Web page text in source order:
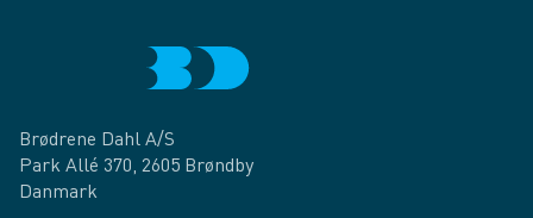
Brødrene Dahl A/S
Park Allé 370, 2605 Brøndby
Danmark